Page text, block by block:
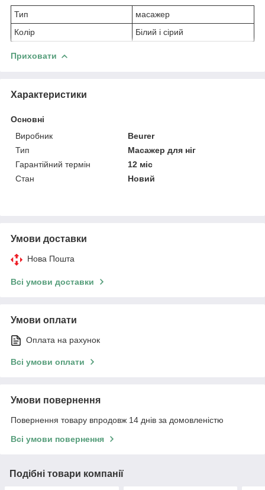
Тип
масажер
Колір
Білий і сірий
Приховати
Характеристики
Основні
Виробник
Beurer
Тип
Масажер для ніг
Гарантійний термін
12 міс
Стан
Новий
Умови доставки
Нова Пошта
Всі умови доставки
Умови оплати
Оплата на рахунок
Всі умови оплати
Умови повернення
Повернення товару впродовж 14 днів за домовленістю
Всі умови повернення
Подібні товари компанії